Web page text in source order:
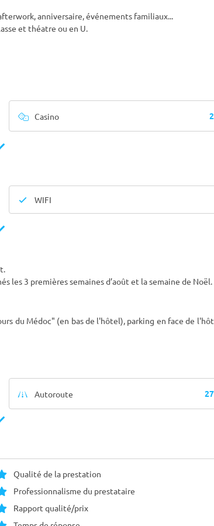
anniversaire, événements familiaux...
et théatre ou en U.
Casino
WIFI
les 3 premières semaines d’août et la semaine de Noël.
du Médoc" (en bas de l'hôtel), parking en face de
Autoroute
Qualité de la prestation
Professionnalisme du prestataire
Rapport qualité/prix